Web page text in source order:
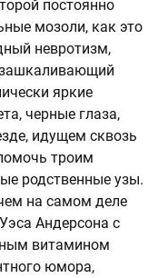
постоянно
мозоли, как это
невротизм,
яркие
черные глаза,
идущем сквозь
троим
родственные узы.
на самом деле
Андерсона с
витамином
юмора,